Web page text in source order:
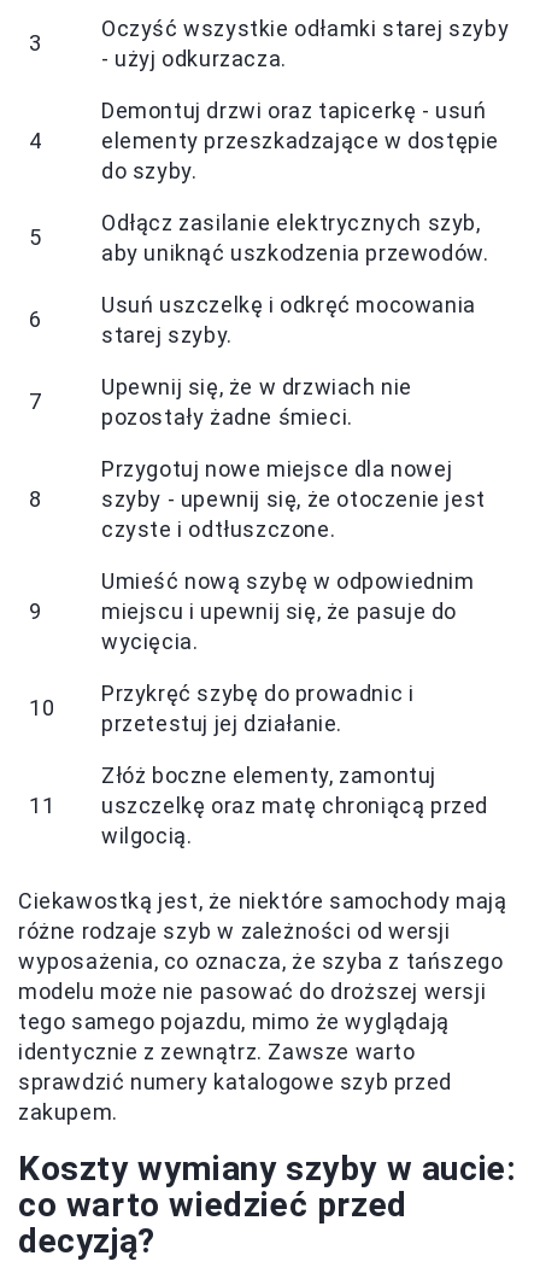
3
Oczyść wszystkie odłamki starej szyby
- użyj odkurzacza.
4
Demontuj drzwi oraz tapicerkę - usuń
elementy przeszkadzające w dostępie
do szyby.
5
Odłącz zasilanie elektrycznych szyb,
aby uniknąć uszkodzenia przewodów.
6
Usuń uszczelkę i odkręć mocowania
starej szyby.
7
Upewnij się, że w drzwiach nie
pozostały żadne śmieci.
8
Przygotuj nowe miejsce dla nowej
szyby - upewnij się, że otoczenie jest
czyste i odtłuszczone.
9
Umieść nową szybę w odpowiednim
miejscu i upewnij się, że pasuje do
wycięcia.
10
Przykręć szybę do prowadnic i
przetestuj jej działanie.
11
Złóż boczne elementy, zamontuj
uszczelkę oraz matę chroniącą przed
wilgocią.
Ciekawostką jest, że niektóre samochody mają
różne rodzaje szyb w zależności od wersji
wyposażenia, co oznacza, że szyba z tańszego
modelu może nie pasować do droższej wersji
tego samego pojazdu, mimo że wyglądają
identycznie z zewnątrz. Zawsze warto
sprawdzić numery katalogowe szyb przed
zakupem.
Koszty wymiany szyby w aucie:
co warto wiedzieć przed
decyzją?